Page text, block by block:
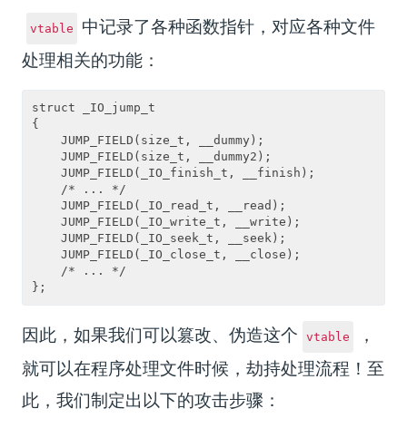
vtable
中记录了各种函数指针，对应各种文件
处理相关的功能：
struct _IO_jump_t
{
    JUMP_FIELD(size_t, __dummy);
    JUMP_FIELD(size_t, __dummy2);
    JUMP_FIELD(_IO_finish_t, __finish);
    /* ... */
    JUMP_FIELD(_IO_read_t, __read);
    JUMP_FIELD(_IO_write_t, __write);
    JUMP_FIELD(_IO_seek_t, __seek);
    JUMP_FIELD(_IO_close_t, __close);
    /* ... */
因此，如果我们可以篡改、伪造这个 vtable
，
就可以在程序处理文件时候，劫持处理流程！至
此，我们制定出以下的攻击步骤：